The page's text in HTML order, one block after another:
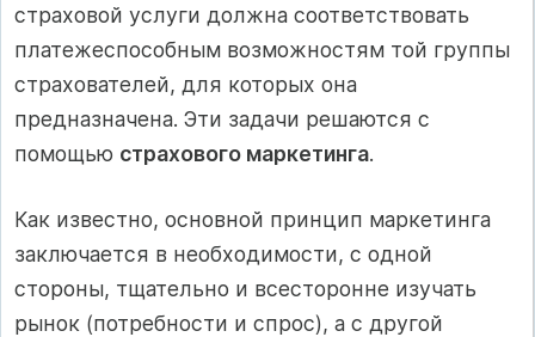
страховой услуги должна соответствовать
платежеспособным возможностям той группы
страхователей, для которых она
предназначена. Эти задачи решаются с
помощью страхового маркетинга.
Как известно, основной принцип маркетинга
заключается в необходимости, с одной
стороны, тщательно и всесторонне изучать
рынок (потребности и спрос), а с другой